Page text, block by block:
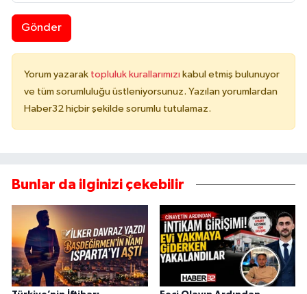
Gönder
Yorum yazarak topluluk kurallarımızı kabul etmiş bulunuyor
ve tüm sorumluluğu üstleniyorsunuz. Yazılan yorumlardan
Haber32 hiçbir şekilde sorumlu tutulamaz.
Bunlar da ilginizi çekebilir